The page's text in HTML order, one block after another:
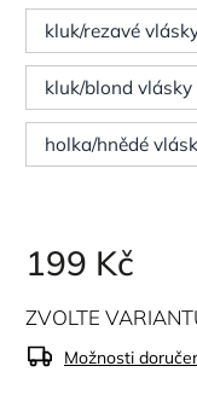
kluk/rezavé
kluk/blond vlásky
holka/hnědé
199 Kč
ZVOLTE
Možnosti